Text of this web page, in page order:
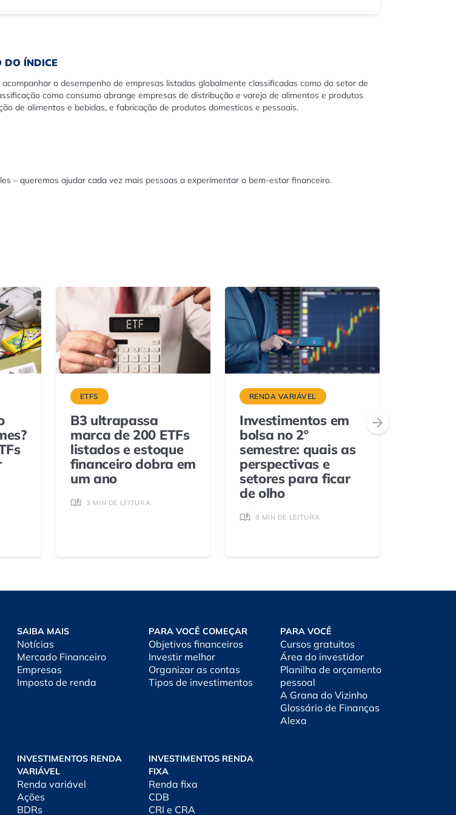
DO ÍNDICE
acompanhar o desempenho de empresas listadas globalmente classificadas como do setor de
como consumo abrange empresas de distribução e varejo de alimentos e produtos
de alimentos e bebidas, e fabricação de produtos domesticos e pessoais.
– queremos ajudar cada vez mais pessoas a experimentar o bem-estar financeiro.
ETFS
B3 ultrapassa
marca de 200 ETFs
listados e estoque
financeiro dobra em
um ano
3 MIN DE LEITURA
RENDA VARIÁVEL
Investimentos em
bolsa no 2º
semestre: quais as
perspectivas e
setores para ficar
de olho
8 MIN DE LEITURA
SAIBA MAIS
Notícias
Mercado Financeiro
Empresas
Imposto de renda
PARA VOCÊ COMEÇAR
Objetivos financeiros
Investir melhor
Organizar as contas
Tipos de investimentos
PARA VOCÊ
Cursos gratuitos
Área do investidor
Planilha de orçamento
pessoal
A Grana do Vizinho
Glossário de Finanças
Alexa
INVESTIMENTOS RENDA
VARIÁVEL
Renda variável
Ações
BDRs
INVESTIMENTOS RENDA
FIXA
Renda fixa
CDB
CRI e CRA